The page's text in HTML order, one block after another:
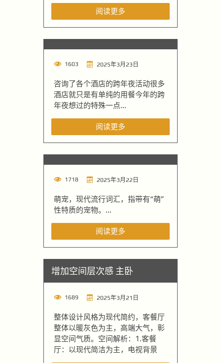
阅读更多
1603 2025年3月23日
咨询了各个酒店的跨年夜活动很多
酒店就只是有单纯的用餐今年的跨
年夜想过的特殊一点...
阅读更多
1718 2025年3月22日
萌宠，现代流行词汇，指带有“萌”
性特质的宠物。...
阅读更多
增加空间层次感 主卧
1689 2025年3月21日
整体设计风格为现代简约，客餐厅
整体以暖灰色为主，高端大气，彰
显空间气质。空间解析：1.客餐
厅：以现代简洁为主，电视背景